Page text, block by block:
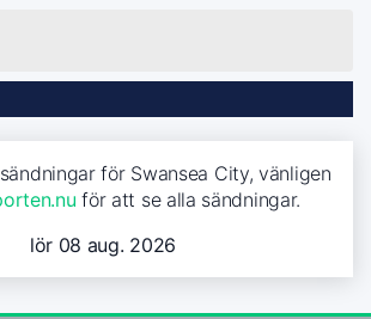
för Swansea City, vänligen
för att se alla sändningar.
lör 08 aug. 2026